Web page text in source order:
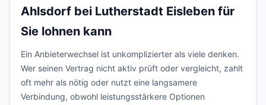
Ahlsdorf bei Lutherstadt Eisleben für
Sie lohnen kann
Ein Anbieterwechsel ist unkomplizierter als viele denken.
Wer seinen Vertrag nicht aktiv prüft oder vergleicht, zahlt
oft mehr als nötig oder nutzt eine langsamere
Verbindung, obwohl leistungsstärkere Optionen